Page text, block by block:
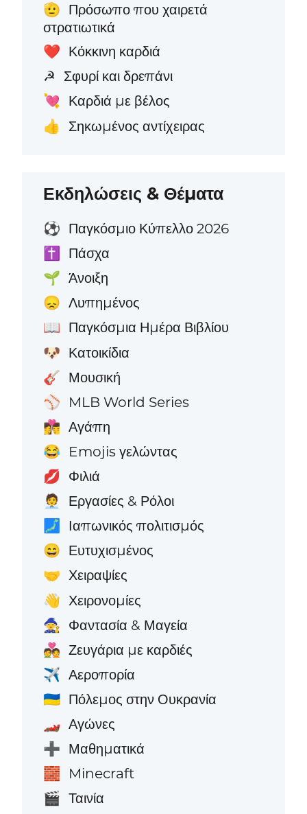
🫡 Πρόσωπο που χαιρετά
στρατιωτικά
❤️ Κόκκινη καρδιά
☭ Σφυρί και δρεπάνι
💘 Καρδιά με βέλος
👍 Σηκωμένος αντίχειρας
Εκδηλώσεις & Θέματα
⚽ Παγκόσμιο Κύπελλο 2026
✝️ Πάσχα
🌱 Άνοιξη
😞 Λυπημένος
📖 Παγκόσμια Ημέρα Βιβλίου
🐶 Κατοικίδια
🎸 Μουσική
⚾ MLB World Series
👩‍❤️‍💋‍👨 Αγάπη
😂 Emojis γελώντας
💋 Φιλιά
🧑‍💼 Εργασίες & Ρόλοι
🗾 Ιαπωνικός πολιτισμός
😄 Ευτυχισμένος
🤝 Χειραψίες
👋 Χειρονομίες
🧙 Φαντασία & Μαγεία
💑 Ζευγάρια με καρδιές
✈️ Αεροπορία
🇺🇦 Πόλεμος στην Ουκρανία
🏎️ Αγώνες
➕ Μαθηματικά
🧱 Minecraft
🎬 Ταινία